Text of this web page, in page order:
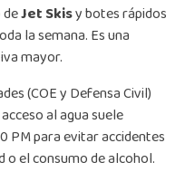
Jet Skisy botes rápidos
la semana. Es una
mayor.
(COE y Defensa Civil)
al agua suele
PM para evitar accidentes
o el consumo de alcohol.